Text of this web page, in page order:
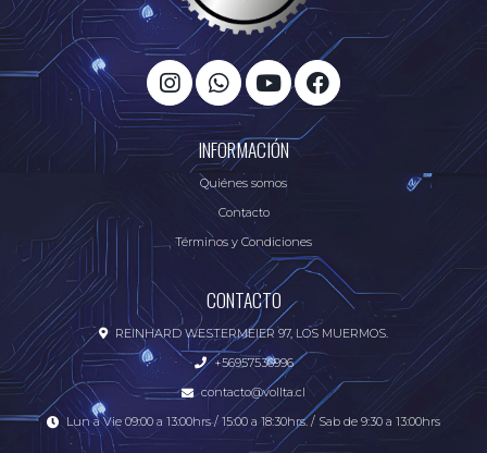
INFORMACIÓN
Quiénes somos
Contacto
Términos y Condiciones
CONTACTO
REINHARD WESTERMEIER 97, LOS MUERMOS.
+56957536996
contacto@vollta.cl
Lun a Vie 09:00 a 13:00hrs / 15:00 a 18:30hrs. / Sab de 9:30 a 13:00hrs